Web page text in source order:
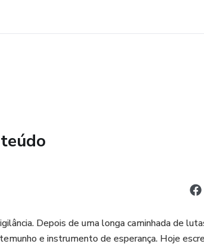
Depois de uma longa caminhada de
e instrumento de esperança. Hoje